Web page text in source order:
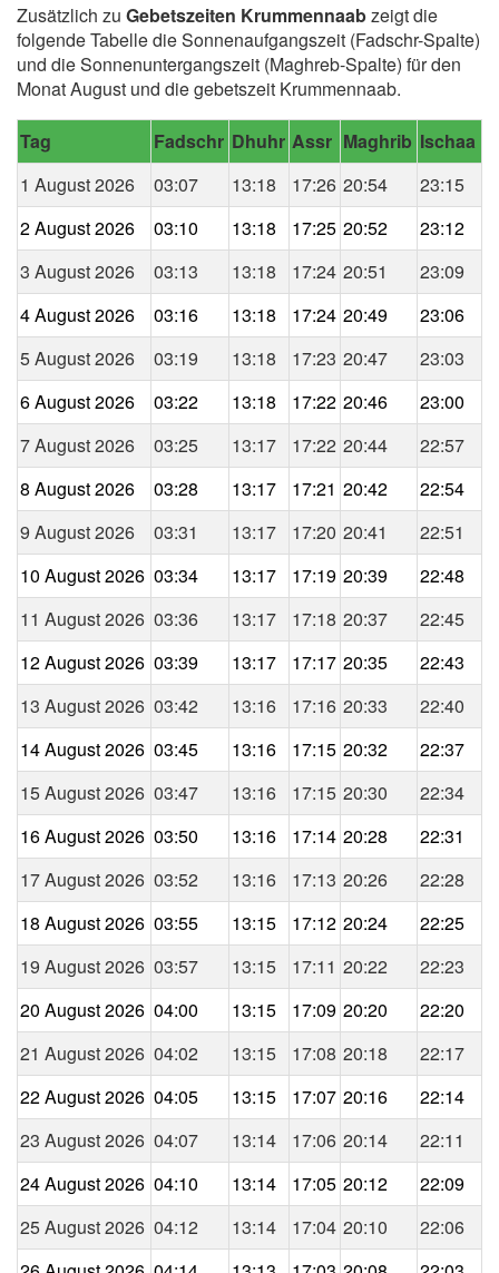
Zusätzlich zu Gebetszeiten Krummennaabzeigt die
folgende Tabelle die Sonnenaufgangszeit (Fadschr-Spalte)
und die Sonnenuntergangszeit (Maghreb-Spalte) für den
Monat August und die gebetszeit Krummennaab.
Tag Fadschr Dhuhr Assr Maghrib Ischaa
1 August 2026
03:07 13:18 17:26 20:54
23:15
2 August 2026
03:10 13:18 17:25 20:52
23:12
3 August 2026
03:13 13:18 17:24 20:51
23:09
4 August 2026
03:16 13:18 17:24 20:49
23:06
5 August 2026
03:19 13:18 17:23 20:47
23:03
6 August 2026
03:22 13:18 17:22 20:46
23:00
7 August 2026
03:25 13:17 17:22 20:44
22:57
8 August 2026
03:28 13:17 17:21 20:42
22:54
9 August 2026
03:31 13:17 17:20 20:41
22:51
10 August 2026 03:34 13:17 17:19 20:39
22:48
11 August 2026 03:36 13:17 17:18 20:37
22:45
12 August 2026 03:39 13:17 17:17 20:35
22:43
13 August 2026 03:42 13:16 17:16 20:33
22:40
14 August 2026 03:45 13:16 17:15 20:32
22:37
15 August 2026 03:47 13:16 17:15 20:30
22:34
16 August 2026 03:50 13:16 17:14 20:28
22:31
17 August 2026 03:52 13:16 17:13 20:26
22:28
18 August 2026 03:55 13:15 17:12 20:24
22:25
19 August 2026 03:57 13:15 17:11 20:22
22:23
20 August 2026 04:00 13:15 17:09 20:20
22:20
21 August 2026 04:02 13:15 17:08 20:18
22:17
22 August 2026 04:05 13:15 17:07 20:16
22:14
23 August 2026 04:07 13:14 17:06 20:14
22:11
24 August 2026 04:10 13:14 17:05 20:12
22:09
25 August 2026 04:12 13:14 17:04 20:10
22:06